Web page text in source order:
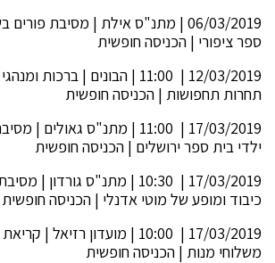
06/03/2019 | מתנ"ס אילת | מסיבת
ספר ציפורי | הכניסה חופשית
12/03/2019 | 11:00 | הבונים |
תחרות תחפושות | הכניסה חופשית
17/03/2019 | 11:00 | מתנ"ס
ילדי בית ספר ירושלים | הכניסה חופשית
17/03/2019 | 10:30 | מתנ"ס
כיבוד ומופע של מוטי אדנלי | הכניסה חופשית
17/03/2019 | 10:00 | מועדון
משלוחי מנות | הכניסה חופשית